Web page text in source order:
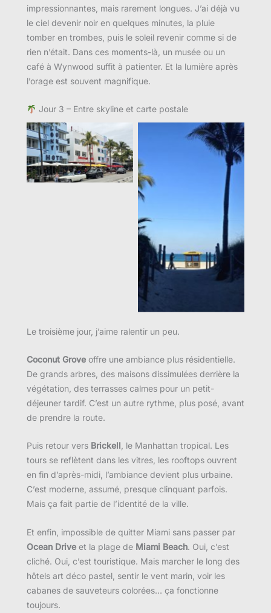
impressionnantes, mais rarement longues. J’ai déjà vu
le ciel devenir noir en quelques minutes, la pluie
tomber en trombes, puis le soleil revenir comme si de
rien n’était. Dans ces moments-là, un musée ou un
café à Wynwood suffit à patienter. Et la lumière après
l’orage est souvent magnifique.
Jour 3 – Entre skyline et carte postale
Aucune légende
Aucune légende
Le troisième jour, j’aime ralentir un peu.
Coconut Grove offre une ambiance plus résidentielle.
De grands arbres, des maisons dissimulées derrière la
végétation, des terrasses calmes pour un petit-
déjeuner tardif. C’est un autre rythme, plus posé, avant
de prendre la route.
Puis retour vers Brickell, le Manhattan tropical. Les
tours se reflètent dans les vitres, les rooftops ouvrent
en fin d’après-midi, l’ambiance devient plus urbaine.
C’est moderne, assumé, presque clinquant parfois.
Mais ça fait partie de l’identité de la ville.
Et enfin, impossible de quitter Miami sans passer par
Ocean Drive et la plage de Miami Beach. Oui, c’est
cliché. Oui, c’est touristique. Mais marcher le long des
hôtels art déco pastel, sentir le vent marin, voir les
cabanes de sauveteurs colorées… ça fonctionne
toujours.